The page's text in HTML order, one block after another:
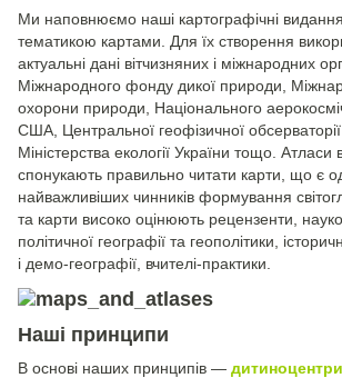
Ми наповнюємо наші картографічні
тематикою картами. Для їх створення
актуальні дані вітчизняних і міжнародних
Міжнародного фонду дикої природи,
охорони природи, Національного
США, Центральної геофізичної
Міністерства екології України тощо. Атласи
спонукають правильно читати карти, що є
найважливіших чинників формування
та карти високо оцінюють рецензенти,
політичної географії та геополітики,
і демо-географії, вчителі-практики.
Наші принципи
В основі наших принципів —